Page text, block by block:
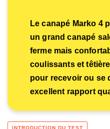
Le canapé Marko 4
un grand canapé
ferme mais
coulissants et
pour recevoir ou se
excellent rapport